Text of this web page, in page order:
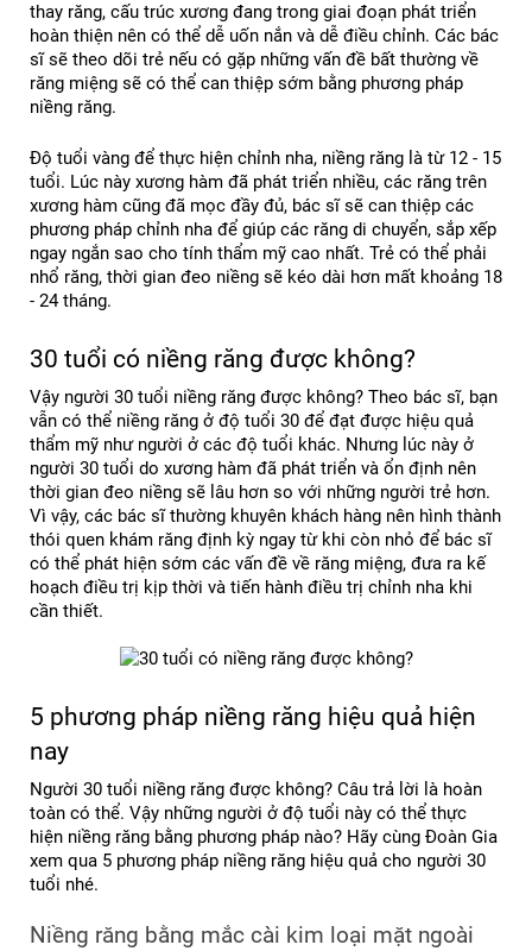
thay răng, cấu trúc xương đang trong giai đoạn phát triển
hoàn thiện nên có thể dễ uốn nắn và dễ điều chỉnh. Các bác
sĩ sẽ theo dõi trẻ nếu có gặp những vấn đề bất thường về
răng miệng sẽ có thể can thiệp sớm bằng phương pháp
niềng răng.
Độ tuổi vàng để thực hiện chỉnh nha, niềng răng là từ 12 - 15
tuổi. Lúc này xương hàm đã phát triển nhiều, các răng trên
xương hàm cũng đã mọc đầy đủ, bác sĩ sẽ can thiệp các
phương pháp chỉnh nha để giúp các răng di chuyển, sắp xếp
ngay ngắn sao cho tính thẩm mỹ cao nhất. Trẻ có thể phải
nhổ răng, thời gian đeo niềng sẽ kéo dài hơn mất khoảng 18
- 24 tháng.
30 tuổi có niềng răng được không?
Vậy người 30 tuổi niềng răng được không? Theo bác sĩ, bạn
vẫn có thể niềng răng ở độ tuổi 30 để đạt được hiệu quả
thẩm mỹ như người ở các độ tuổi khác. Nhưng lúc này ở
người 30 tuổi do xương hàm đã phát triển và ổn định nên
thời gian đeo niềng sẽ lâu hơn so với những người trẻ hơn.
Vì vậy, các bác sĩ thường khuyên khách hàng nên hình thành
thói quen khám răng định kỳ ngay từ khi còn nhỏ để bác sĩ
có thể phát hiện sớm các vấn đề về răng miệng, đưa ra kế
hoạch điều trị kịp thời và tiến hành điều trị chỉnh nha khi
cần thiết.
5 phương pháp niềng răng hiệu quả hiện
nay
Người 30 tuổi niềng răng được không? Câu trả lời là hoàn
toàn có thể. Vậy những người ở độ tuổi này có thể thực
hiện niềng răng bằng phương pháp nào? Hãy cùng Đoàn Gia
xem qua 5 phương pháp niềng răng hiệu quả cho người 30
tuổi nhé.
Niềng răng bằng mắc cài kim loại mặt ngoài